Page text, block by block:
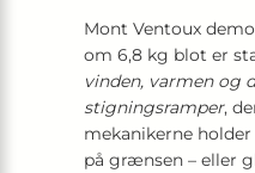
Mont Ventoux
om 6,8 kg blot er
vinden, varmen og
stigningsramper,
mekanikerne
på grænsen – eller